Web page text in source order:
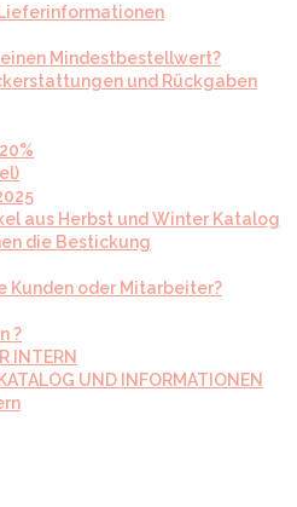
Mindestbestellwert?
und Rückgaben
aus Herbst und Winter Katalog
die Bestickung
Kunden oder Mitarbeiter?
?
INTERN
UND INFORMATIONEN